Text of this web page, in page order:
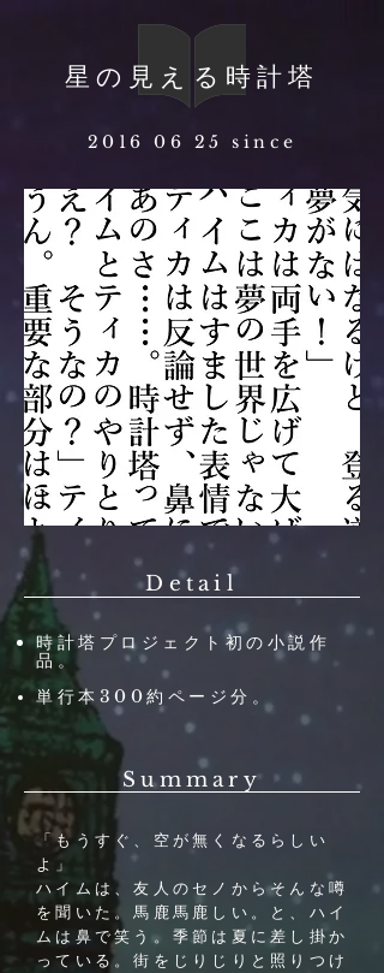
星の見える時計塔
2016 06 25 since
Detail
時計塔プロジェクト初の小説作
品。
単行本300約ページ分。
Summary
「もうすぐ、空が無くなるらしい
よ」
ハイムは、友人のセノからそんな噂
を聞いた。馬鹿馬鹿しい。と、ハイ
ムは鼻で笑う。季節は夏に差し掛か
っている。街をじりじりと照りつけ